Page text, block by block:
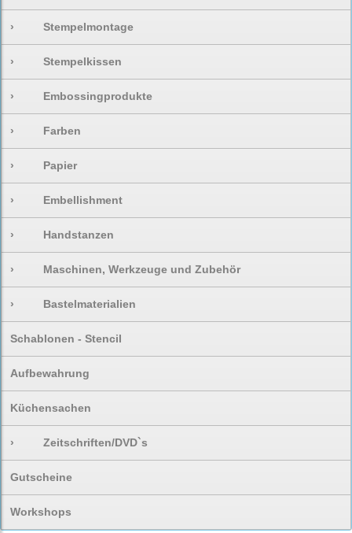
› Stempelmontage
› Stempelkissen
› Embossingprodukte
› Farben
› Papier
› Embellishment
› Handstanzen
› Maschinen, Werkzeuge und Zubehör
› Bastelmaterialien
Schablonen - Stencil
Aufbewahrung
Küchensachen
› Zeitschriften/DVD`s
Gutscheine
Workshops